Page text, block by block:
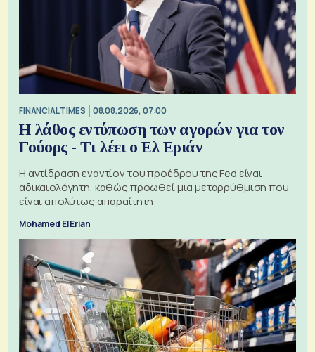
FINANCIAL TIMES 08.08.2026, 07:00
Η λάθος εντύπωση των αγορών για τον
Γούορς - Τι λέει ο Ελ Εριάν
Η αντίδραση εναντίον του προέδρου της Fed είναι
αδικαιολόγητη, καθώς προωθεί μια μεταρρύθμιση που
είναι απολύτως απαραίτητη
Mohamed El Erian